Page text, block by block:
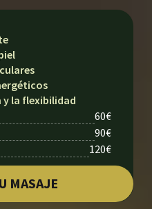
y la flexibilidad
60€
90€
120€
MASAJE